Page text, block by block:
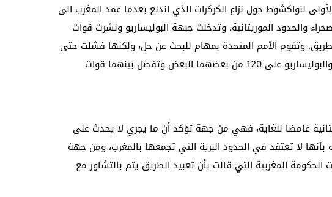
لنواكشوط حول نزاع الكركرات الذي اندلع بعدما عمد المغرب الى
والحدود الموريتانية، وتدخلت جبهة البوليساريو ونشرت قوات
وتقوم الأمم المتحدة بمهام للبحث عن حل، ولكنها فشلت حتى
الآن. وتوجد القوات المغربية والبوليساريو على 120 من بعضهما البعض وتفصل بينهما قوات
غامضا للغاية، فهي من جهة تؤكد أن ما يجري لا يحدث على
بأنها لا تعتقد في الحدود البرية التي تجمعها بالمغرب، ومن جهة
المغربية التي قالت بأن تعبيد الطريق يتم بالتشاور مع